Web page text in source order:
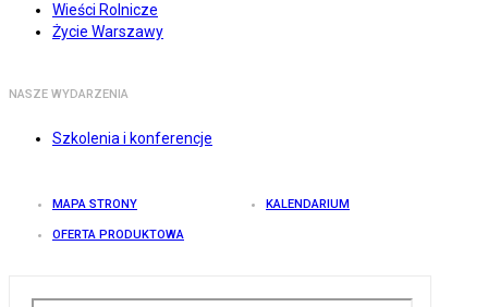
Wieści Rolnicze
Życie Warszawy
NASZE WYDARZENIA
Szkolenia i konferencje
MAPA STRONY KALENDARIUM
OFERTA PRODUKTOWA